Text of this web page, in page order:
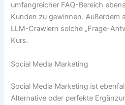
umfangreicher FAQ-Bereich
Kunden zu gewinnen. Außerdem
LLM-Crawlern solche „Frage-
Kurs.
Social Media Marketing
Social Media Marketing ist
Alternative oder perfekte